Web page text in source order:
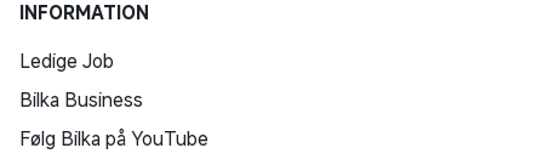
INFORMATION
Ledige Job
Bilka Business
Følg Bilka på YouTube